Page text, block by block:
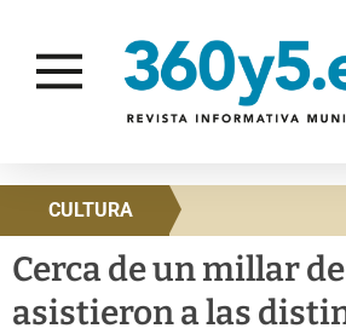
CULTURA
Cerca de un millar
asistieron a las